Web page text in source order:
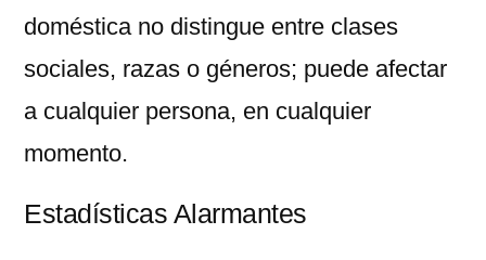
doméstica no distingue entre clases
sociales, razas o géneros; puede afectar
a cualquier persona, en cualquier
momento.
Estadísticas Alarmantes